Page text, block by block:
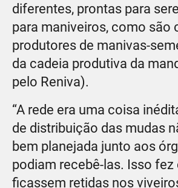
diferentes, prontas para
para maniveiros, como são
produtores de manivas-
da cadeia produtiva da
pelo Reniva).
“A rede era uma coisa
de distribuição das mudas
bem planejada junto aos
podiam recebê-las. Isso fez
ficassem retidas nos